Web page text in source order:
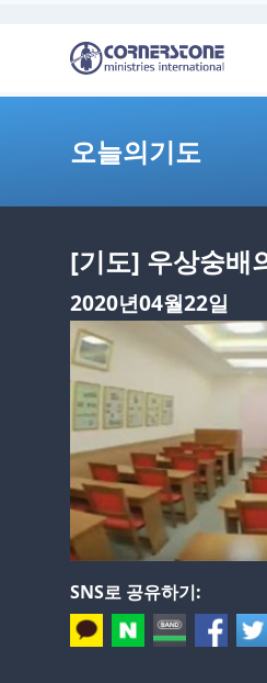
오늘의기도
[기도] 우상숭배
2020년04월22일
SNS로 공유하기: